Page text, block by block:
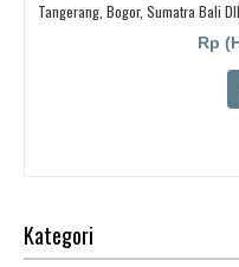
Tangerang, Bogor, Sumatra Bali
PARTISI PINTU LIPAT, Cari Partisi
Rp
Kategori